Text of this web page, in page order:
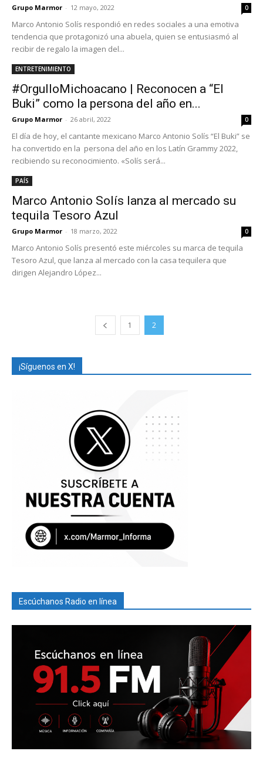
Grupo Marmor - 12 mayo, 2022 0
Marco Antonio Solís respondió en redes sociales a una emotiva
tendencia que protagonizó una abuela, quien se entusiasmó al
recibir de regalo la imagen del...
ENTRETENIMIENTO
#OrgulloMichoacano | Reconocen a “El
Buki” como la persona del año en...
Grupo Marmor - 26 abril, 2022 0
El día de hoy, el cantante mexicano Marco Antonio Solís “El Buki” se
ha convertido en la persona del año en los Latín Grammy 2022,
recibiendo su reconocimiento. «Solís será...
PAÍS
Marco Antonio Solís lanza al mercado su
tequila Tesoro Azul
Grupo Marmor - 18 marzo, 2022 0
Marco Antonio Solís presentó este miércoles su marca de tequila
Tesoro Azul, que lanza al mercado con la casa tequilera que
dirigen Alejandro López...
1 2
¡Síguenos en X!
Escúchanos Radio en línea